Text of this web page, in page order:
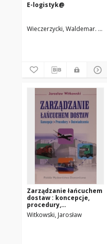
E-logistyk@
Wieczerzycki, Waldemar. Red.
Zarządzanie łańcuchem
dostaw : koncepcje,
procedury,
doświadczenia
Witkowski, Jarosław